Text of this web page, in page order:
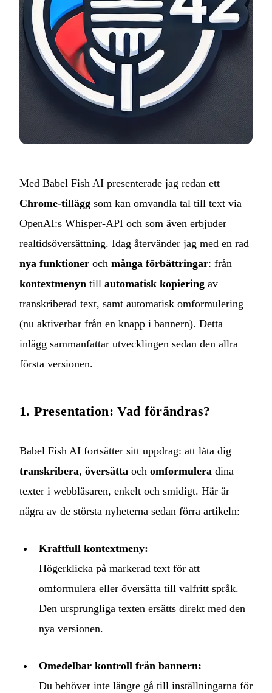
Med Babel Fish AI presenterade jag redan ett
Chrome‑tillägg som kan omvandla tal till text via
OpenAI:s Whisper‑API och som även erbjuder
realtidsöversättning. Idag återvänder jag med en rad
nya funktioner och många förbättringar: från
kontextmenyn till automatisk kopiering av
transkriberad text, samt automatisk omformulering
(nu aktiverbar från en knapp i bannern). Detta
inlägg sammanfattar utvecklingen sedan den allra
första versionen.
1. Presentation: Vad förändras?
Babel Fish AI fortsätter sitt uppdrag: att låta dig
transkribera, översätta och omformulera dina
texter i webbläsaren, enkelt och smidigt. Här är
några av de största nyheterna sedan förra artikeln:
Kraftfull kontextmeny:
Högerklicka på markerad text för att
omformulera eller översätta till valfritt språk.
Den ursprungliga texten ersätts direkt med den
nya versionen.
Omedelbar kontroll från bannern:
Du behöver inte längre gå till inställningarna för